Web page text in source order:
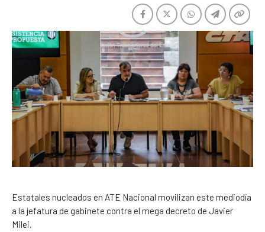
Estatales nucleados en ATE Nacional movilizan este mediodía
a la jefatura de gabinete contra el mega decreto de Javier
Milei.